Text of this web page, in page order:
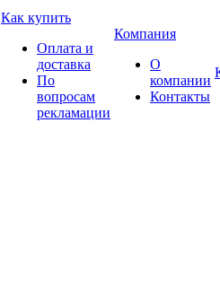
Как купить
Оплата и
доставка
По
вопросам
рекламации
Компания
О
компании
Контакты